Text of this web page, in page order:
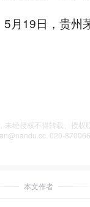
月19日，贵州
未经授权不得转载、授权
020-
本文作者